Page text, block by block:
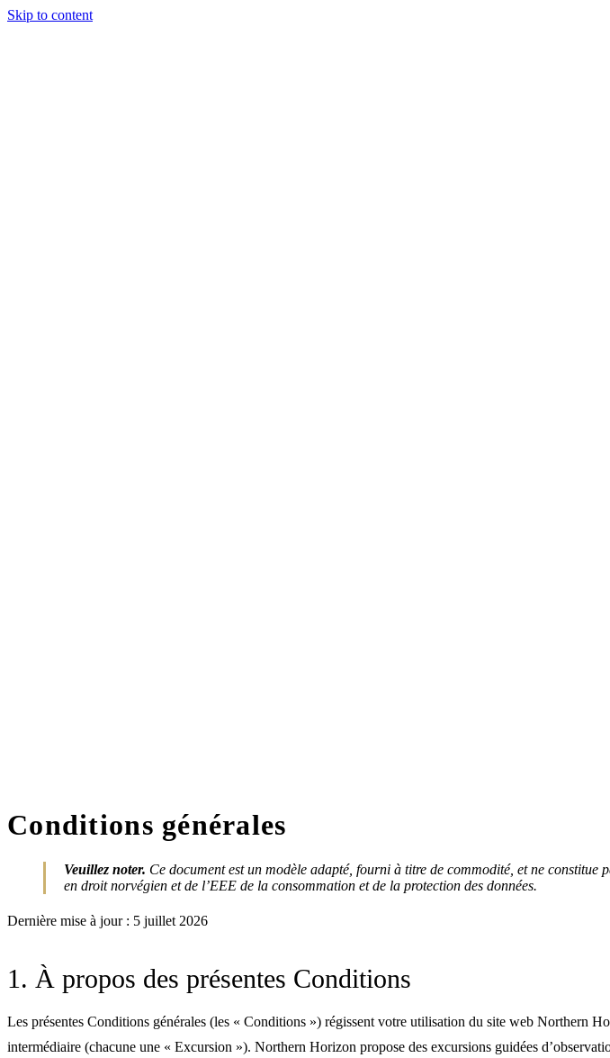
Skip to content
Conditions générales
Veuillez noter. Ce document est un modèle adapté, fourni à titre de commodité, et ne
en droit norvégien et de l’EEE de la consommation et de la protection des données.
Dernière mise à jour : 5 juillet 2026
1. À propos des présentes Conditions
Les présentes Conditions générales (les « Conditions ») régissent votre utilisation du site web Northern
intermédiaire (chacune une « Excursion »). Northern Horizon propose des excursions guidées